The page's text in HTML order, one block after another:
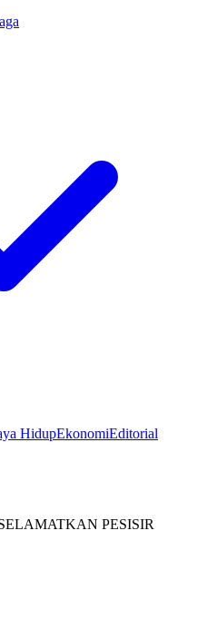
HidupEkonomiEditorial
PESISIR